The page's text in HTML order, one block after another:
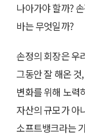
나아가야 할까?
바는 무엇일까?
손정의 회장은 우
그동안 잘 해온
변화를 위해 노력
자산의 규모가
소프트뱅크라는